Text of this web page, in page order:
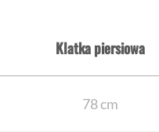
Klatka piersiowa
78 cm